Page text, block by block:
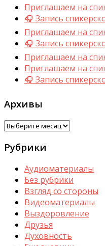
Приглашаем на
🎧 Запись
Приглашаем на
🎧 Запись
Приглашаем на
Приглашаем на
🎧 Запись
Архивы
Архивы
Рубрики
Аудиоматериалы
Без рубрики
Взгляд со стороны
Видеоматериалы
Выздоровление
Друзья
Духовность